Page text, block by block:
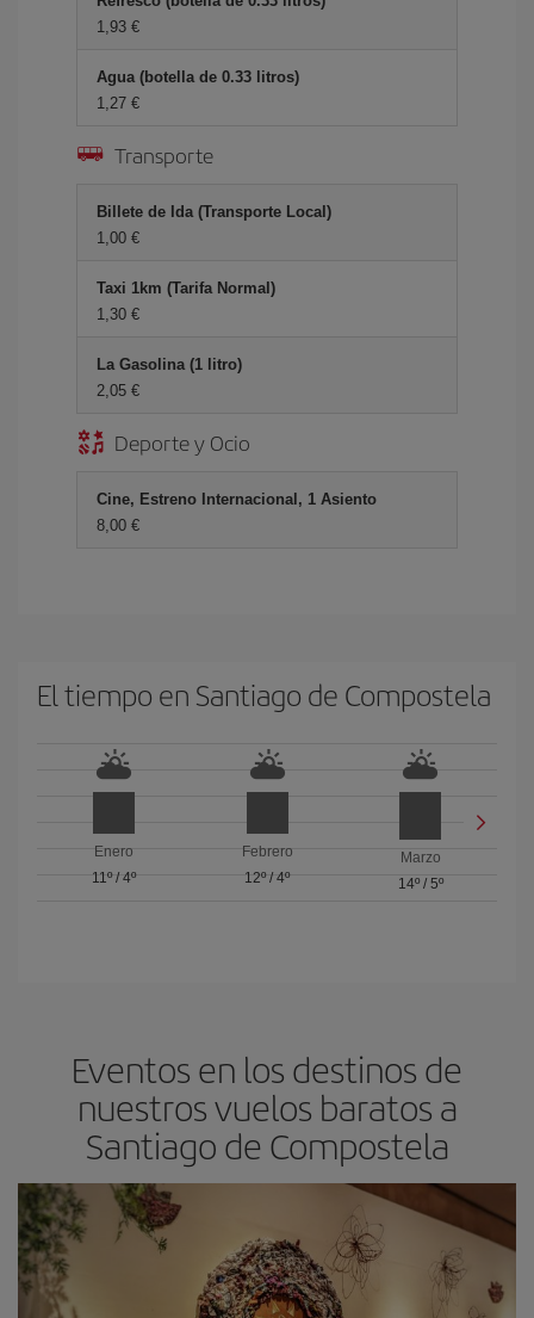
1,93 €
Agua (botella de 0.33 litros)
1,27 €
Transporte
Billete de Ida (Transporte Local)
1,00 €
Taxi 1km (Tarifa Normal)
1,30 €
La Gasolina (1 litro)
2,05 €
Deporte y Ocio
Cine, Estreno Internacional, 1 Asiento
8,00 €
El tiempo en Santiago de Compostela
Enero
11º/ 4º
Febrero
12º/ 4º
Marzo
14º/ 5º
Eventos en los destinos de
nuestros vuelos baratos a
Santiago de Compostela